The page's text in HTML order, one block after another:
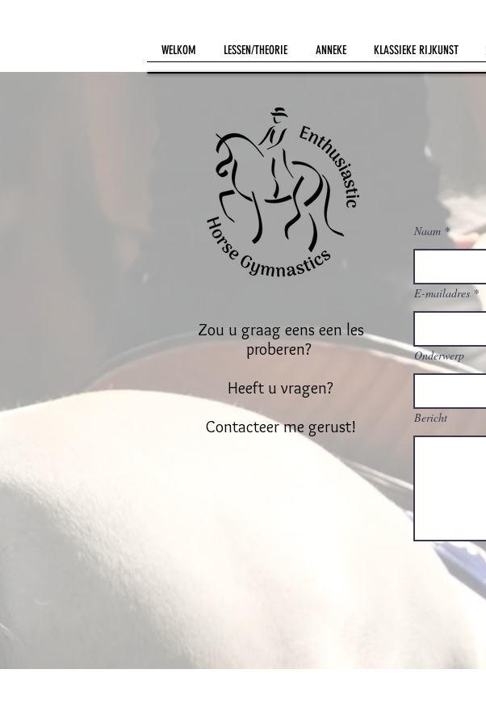
WELKOM LESSEN/THEORIE ANNEKE KLASSIEKE RIJKUNST
Zou u graag eens een les
proberen?
Heeft u vragen?
Contacteer me gerust!
Naam
E-mailadres
Onderwerp
Bericht